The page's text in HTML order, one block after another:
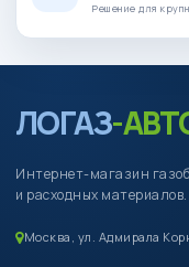
Решение для
ЛОГАЗ-
Интернет-магазин
и расходных материалов.
Москва, ул. Адмирала